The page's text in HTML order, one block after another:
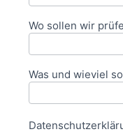
Wo sollen wir
Was und wieviel